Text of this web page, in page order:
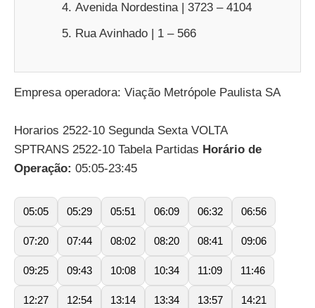
Avenida Nordestina | 3723 – 4104
Rua Avinhado | 1 – 566
Empresa operadora: Viação Metrópole Paulista SA
Horarios 2522-10 Segunda Sexta VOLTA
SPTRANS 2522-10 Tabela Partidas Horário de
Operação: 05:05-23:45
05:05 05:29 05:51 06:09 06:32 06:56
07:20 07:44 08:02 08:20 08:41 09:06
09:25 09:43 10:08 10:34 11:09 11:46
12:27 12:54 13:14 13:34 13:57 14:21